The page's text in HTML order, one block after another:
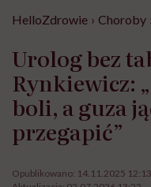
HelloZdrowie › Choroby
Urolog bez
Rynkiewicz:
boli, a guza
przegapić”
Opublikowano: 14.11.2025 12:13